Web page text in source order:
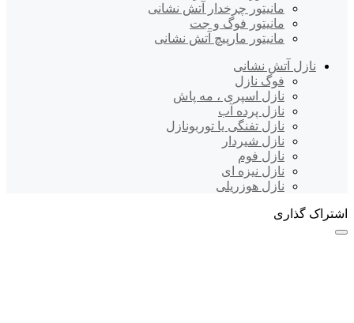
مانیتور چرخدار آتش نشانی
مانیتور فوگ و جت
مانیتور مارپیچ آتش نشانی
نازل آتش نشانی
فوگ نازل
نازل اسپری ، مه پاش
نازل پرده آب
نازل تفنگی یا توربونازل
نازل شیردار
نازل فوم
نازل نیزه ای
نازل هوزریلی
اشتراک گذاری